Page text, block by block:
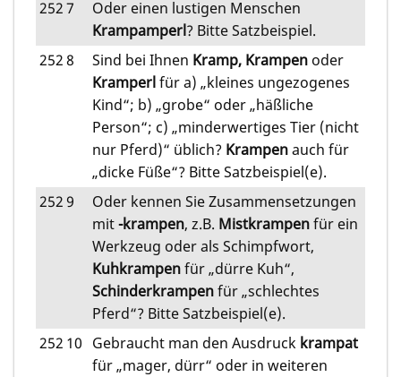
2527
Oder einen lustigen Menschen
Krampamperl? Bitte Satzbeispiel.
252 8 Sind bei Ihnen Kramp, Krampen oder
Kramperlfür a) „kleines ungezogenes
Kind“; b) „grobe“ oder „häßliche
Person“; c) „minderwertiges Tier (nicht
nur Pferd)“ üblich? Krampenauch für
„dicke Füße“? Bitte Satzbeispiel(e).
2529
Oder kennen Sie Zusammensetzungen
mit-krampen, z.B. Mistkrampenfür ein
Werkzeug oder als Schimpfwort,
Kuhkrampenfür „dürre Kuh“,
Schinderkrampenfür „schlechtes
Pferd“? Bitte Satzbeispiel(e).
252 10 Gebraucht man den Ausdruck krampat
für „mager, dürr“ oder in weiteren